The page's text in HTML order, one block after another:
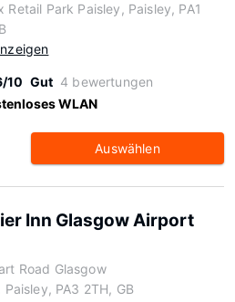
Retail Park Paisley, Paisley, PA1
10 Gut 4 bewertungen
WLAN
Auswählen
Inn Glasgow Airport
Road Glasgow
Paisley, PA3 2TH, GB